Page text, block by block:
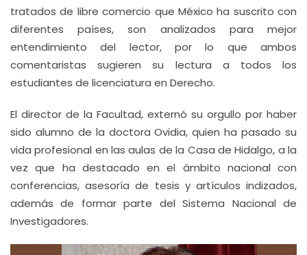
tratados de libre comercio que México ha suscrito con
diferentes países, son analizados para mejor
entendimiento del lector, por lo que ambos
comentaristas sugieren su lectura a todos los
estudiantes de licenciatura en Derecho.
El director de la Facultad, externó su orgullo por haber
sido alumno de la doctora Ovidia, quien ha pasado su
vida profesional en las aulas de la Casa de Hidalgo, a la
vez que ha destacado en el ámbito nacional con
conferencias, asesoría de tesis y artículos indizados,
además de formar parte del Sistema Nacional de
Investigadores.